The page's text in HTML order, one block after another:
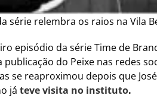
série relembra os raios na Vila
episódio da série Time de
do Peixe nas redes
se reaproximou depois que
já teve visita no instituto.